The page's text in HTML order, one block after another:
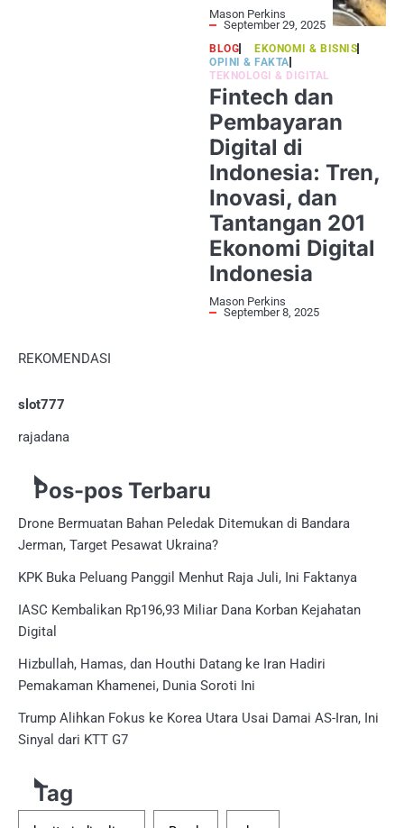
Mason Perkins
September 29, 2025
Fintech dan
Pembayaran
Digital di
Indonesia: Tren,
Inovasi, dan
Tantangan 201
Ekonomi Digital
Indonesia
BLOG
EKONOMI & BISNIS
OPINI & FAKTA
TEKNOLOGI & DIGITAL
Mason Perkins
September 8, 2025
REKOMENDASI
slot777
rajadana
Pos-pos Terbaru
Drone Bermuatan Bahan Peledak Ditemukan di Bandara
Jerman, Target Pesawat Ukraina?
KPK Buka Peluang Panggil Menhut Raja Juli, Ini Faktanya
IASC Kembalikan Rp196,93 Miliar Dana Korban Kejahatan
Digital
Hizbullah, Hamas, dan Houthi Datang ke Iran Hadiri
Pemakaman Khamenei, Dunia Soroti Ini
Trump Alihkan Fokus ke Korea Utara Usai Damai AS-Iran, Ini
Sinyal dari KTT G7
Tag